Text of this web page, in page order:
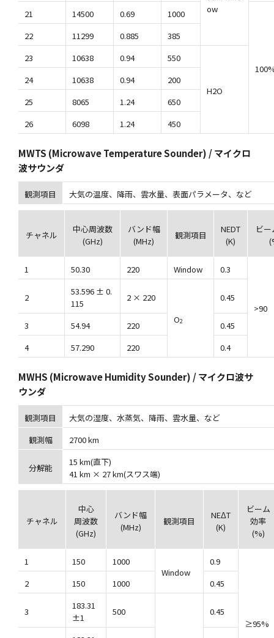
ow
21
14500 0.69 1000
22 11299 0.885
385
23
10638 0.94 550
H2O
24 10638 0.94
200
25
8065 1.24
650
26
6098 1.24 450
MWTS (Microwave Temperature Sounder) / マイクロ
波サウンダ
観測項目 大気の温度、降雨、雲水量、表面パラメータ、など
チャネル
中心周波数
(GHz)
バンド幅
(MHz)
観測項目
NEDT
(K)
ビ
1 50.30 220 Window 0.3
>90
2
53.596 ± 0.
115
2 × 220
O2
0.45
3 54.94 220
0.45
4
57.290 220 0.4
MWHS (Microwave Humidity Sounder) / マイクロ波サ
ウンダ
観測項目
大気の湿度、水蒸気、降雨、雲水量、など
観測幅
2700 km
分解能
15 km(直下)
41 km × 27 km(スワス端)
チャネル
中心
周波数
(GHz)
バンド幅
(MHz)
観測項目
NEΔT
(K)
ビーム
効率
(%)
1 150
1000
Window
0.9
≥95%
2 150 1000 0.45
3
183.31
±1
500 0.45